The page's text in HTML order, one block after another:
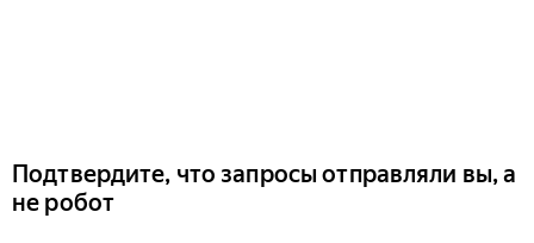
Подтвердите, что запросы отправляли вы, а
не робот